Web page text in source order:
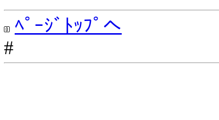
ﾍﾟｰｼﾞﾄｯﾌﾟへ
#